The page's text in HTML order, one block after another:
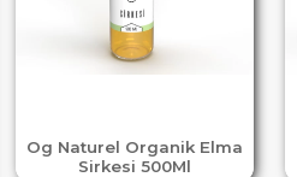
Og Naturel Organik Elma
Sirkesi 500Ml